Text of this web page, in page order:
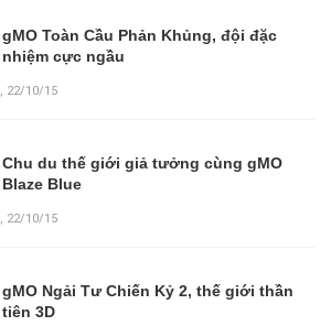
gMO Toàn Cầu Phản Khủng, đội đặc
nhiệm cực ngầu
, 22/10/15
Chu du thế giới giả tưởng cùng gMO
Blaze Blue
, 22/10/15
gMO Ngải Tư Chiến Kỷ 2, thế giới thần
tiên 3D